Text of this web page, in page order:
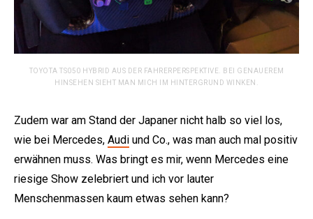
TOYOTA TS050 HYBRID AUS DER FAHRERPERSPEKTIVE. BEI GENAUEREM
HINSEHEN SIEHT MAN MICH IM HINTERGRUND WINKEN.
Zudem war am Stand der Japaner nicht halb so viel los,
wie bei Mercedes, Audi und Co., was man auch mal positiv
erwähnen muss. Was bringt es mir, wenn Mercedes eine
riesige Show zelebriert und ich vor lauter
Menschenmassen kaum etwas sehen kann?